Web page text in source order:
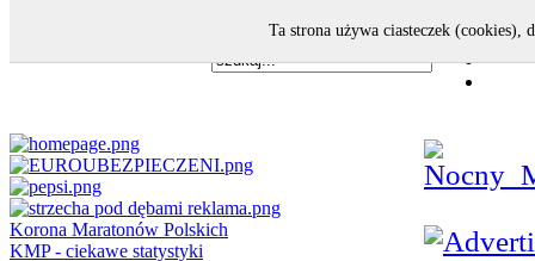
Korona Maratonów Polskich
KMP - ciekawe statystyki
Ta strona używa ciasteczek (cookies),